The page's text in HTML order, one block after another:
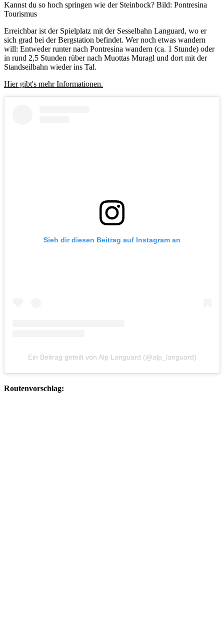
Kannst du so hoch springen wie der Steinbock? Bild: Pontresina
Tourismus
Erreichbar ist der Spielplatz mit der Sesselbahn Languard, wo er
sich grad bei der Bergstation befindet. Wer noch etwas wandern
will: Entweder runter nach Pontresina wandern (ca. 1 Stunde) oder
in rund 2,5 Stunden rüber nach Muottas Muragl und dort mit der
Standseilbahn wieder ins Tal.
Hier gibt's mehr Informationen.
Sieh dir diesen Beitrag auf Instagram an
Ein Beitrag geteilt von Alp Languard (@alp_languard)
Routenvorschlag: